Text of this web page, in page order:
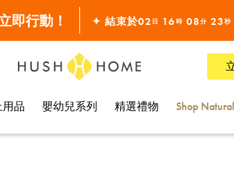
即行動！
全線7折!
✦ 結束於02 日 16 時 08分 22秒
用品 嬰幼兒系列 精選禮物 Shop Natural